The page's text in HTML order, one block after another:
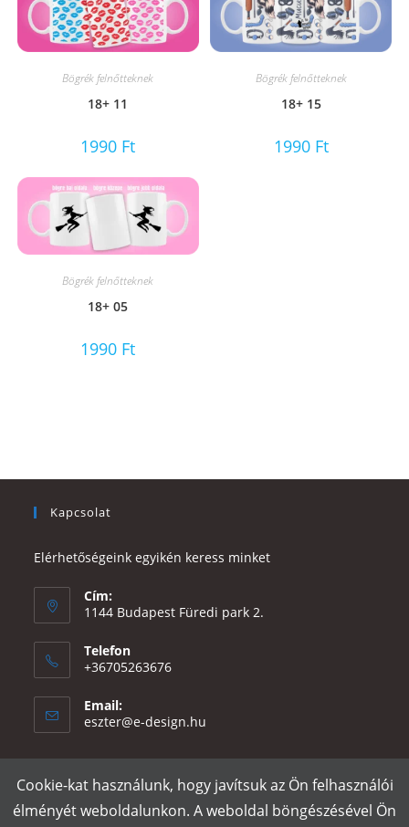
Bögrék felnőtteknek
18+ 11
1990 Ft
Bögrék felnőtteknek
18+ 15
1990 Ft
Bögrék felnőtteknek
18+ 05
1990 Ft
Kapcsolat
Elérhetőségeink egyikén keress minket
Cím:
1144 Budapest Füredi park 2.
Telefon
+36705263676
Email:
eszter@e-design.hu
Rólunk Szállítás és fizetés Adatvédelmi tájékoztató
ÁSZF
Cookie-kat használunk, hogy javítsuk az Ön felhasználói
élményét weboldalunkon. A weboldal böngészésével Ön